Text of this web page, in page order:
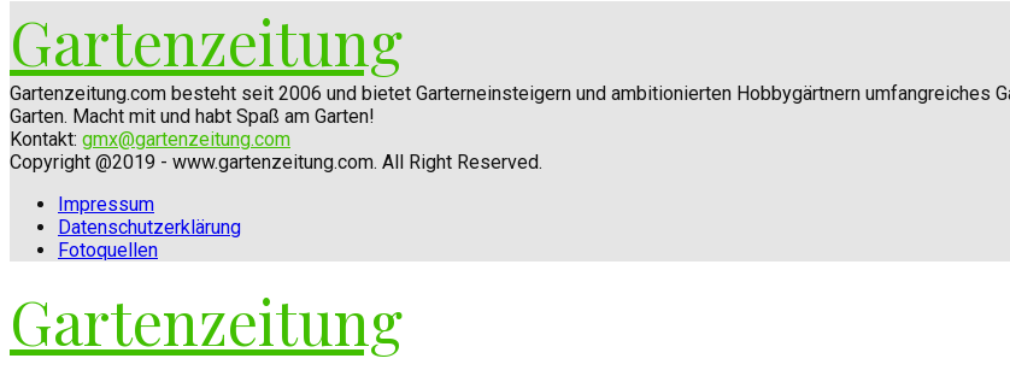
Gartenzeitung
Gartenzeitung.com besteht seit 2006 und bietet Garterneinsteigern und ambitionierten Hobbygärtnern umfangreiches
Garten. Macht mit und habt Spaß am Garten!
Kontakt: gmx@gartenzeitung.com
Copyright @2019 - www.gartenzeitung.com. All Right Reserved.
Impressum
Datenschutzerklärung
Fotoquellen
Gartenzeitung